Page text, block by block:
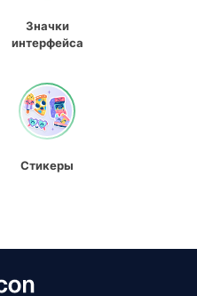
Значки
интерфейса
Стикеры